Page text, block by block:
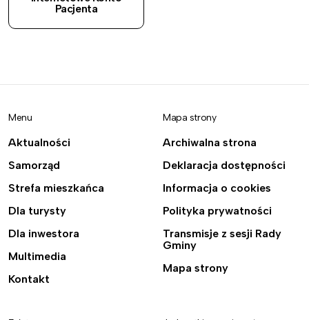
Pacjenta
Menu
Aktualności
Samorząd
Strefa mieszkańca
Dla turysty
Dla inwestora
Multimedia
Kontakt
Mapa strony
Archiwalna strona
Deklaracja dostępności
Informacja o cookies
Polityka prywatności
Transmisje z sesji Rady
Gminy
Mapa strony